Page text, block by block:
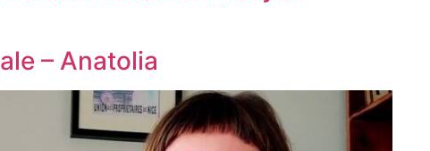
– Anatolia